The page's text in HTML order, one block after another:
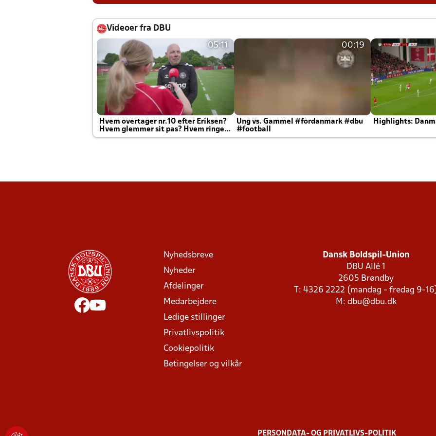
Videoer fra DBU
05:11
Hvem overtager nr.10 efter Eriksen?
Hvem glemmer sit pas? Hvem ringer
Joachim altid til efter kampe?
00:19
Ung vs. Gammel #fordanmark #dbu
#football
Highlights:
Nyhedsbreve
Nyheder
Afdelinger
Medarbejdere
Ledige stillinger
Privatlivspolitik
Cookiepolitik
Betingelser og vilkår
Dansk Boldspil-Union
DBU Allé 1
2605 Brøndby
T: 4326 2222 (mandag - fredag 9-
M: dbu@dbu.dk
PERSONDATA- OG PRIVATLIVS-POLITIK